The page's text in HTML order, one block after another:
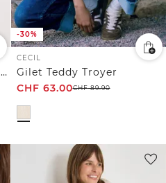
Gilet zippé avec cordon de serrage
-30%
CECIL
Gilet Teddy Troyer
CHF 63.00CHF89.90